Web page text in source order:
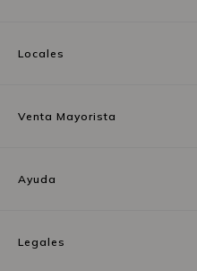
Locales
Venta Mayorista
Ayuda
Legales